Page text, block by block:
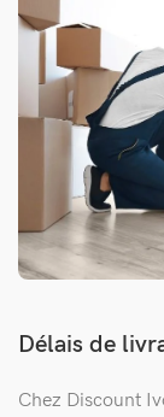
Délais de
Chez Discount